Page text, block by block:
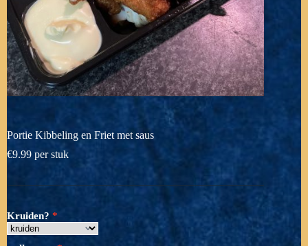
Portie Kibbeling en Friet met saus
€9.99 per stuk
Kruiden?